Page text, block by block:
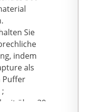
breiten
170° mit
Deine
aus der
haben
Sie
indem
als
Puffer
mit über 30